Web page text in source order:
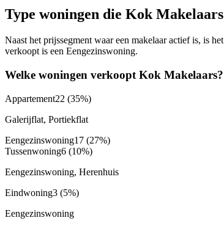
Type woningen die Kok
Naast het prijssegment waar een makelaar actief is, is
verkoopt is een Eengezinswoning.
Welke woningen verkoopt Kok Makelaars?
Appartement22 (35%)
Galerijflat, Portiekflat
Eengezinswoning17 (27%)
Tussenwoning6 (10%)
Eengezinswoning, Herenhuis
Eindwoning3 (5%)
Eengezinswoning